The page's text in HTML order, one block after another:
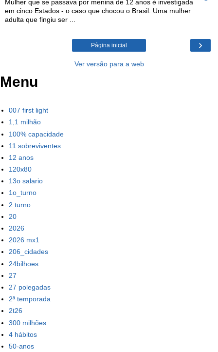
Mulher que se passava por menina de 12 anos é investigada
em cinco Estados - o caso que chocou o Brasil. Uma mulher
adulta que fingiu ser ...
›
Página inicial
Ver versão para a web
Menu
007 first light
1,1 milhão
100% capacidade
11 sobreviventes
12 anos
120x80
13o salario
1o_turno
2 turno
20
2026
2026 mx1
206_cidades
24bilhoes
27
27 polegadas
2ª temporada
2t26
300 milhões
4 hábitos
50-anos